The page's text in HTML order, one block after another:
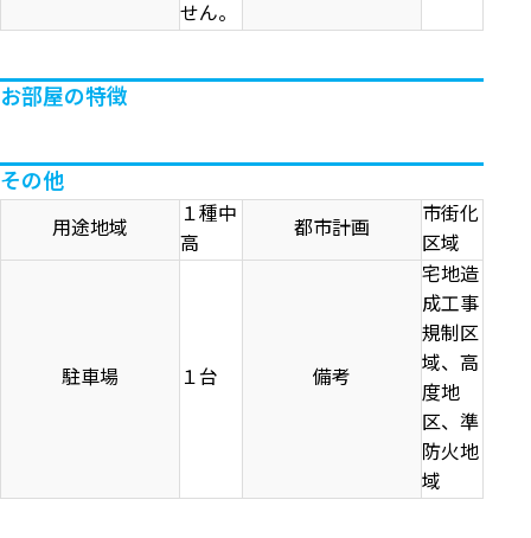
せん。
お部屋の特徴
その他
用途地域
１種中
高
都市計画
市街化
区域
駐車場 １台 備考
宅地造
成工事
規制区
域、高
度地
区、準
防火地
域